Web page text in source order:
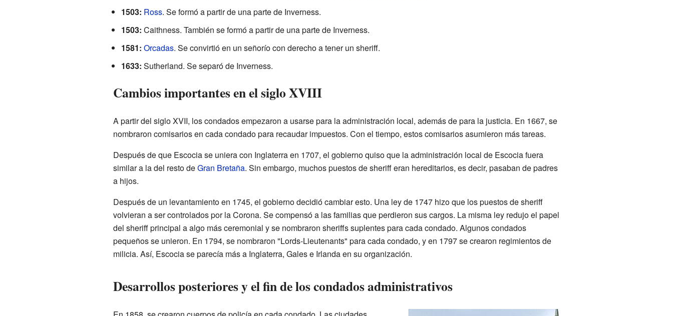
1503: Ross. Se formó a partir de una parte de Inverness.
1503: Caithness. También se formó a partir de una parte de Inverness.
1581: Orcadas. Se convirtió en un señorío con derecho a tener un sheriff.
1633: Sutherland. Se separó de Inverness.
Cambios importantes en el siglo XVIII
A partir del siglo XVII, los condados empezaron a usarse para la administración local, además de para la justicia. En 1667, se
nombraron comisarios en cada condado para recaudar impuestos. Con el tiempo, estos comisarios asumieron más tareas.
Después de que Escocia se uniera con Inglaterra en 1707, el gobierno quiso que la administración local de Escocia fuera
similar a la del resto deGran Bretaña. Sin embargo, muchos puestos de sheriff eran hereditarios, es decir, pasaban de padres
a hijos.
Después de un levantamiento en 1745, el gobierno decidió cambiar esto. Una ley de 1747 hizo que los puestos de sheriff
volvieran a ser controlados por la Corona. Se compensó a las familias que perdieron sus cargos. La misma ley redujo el papel
del sheriff principal a algo más ceremonial y se nombraron sheriffs suplentes para cada condado. Algunos condados
pequeños se unieron. En 1794, se nombraron "Lords-Lieutenants" para cada condado, y en 1797 se crearon regimientos de
milicia. Así, Escocia se parecía más a Inglaterra, Gales e Irlanda en su organización.
Desarrollos posteriores y el fin de los condados administrativos